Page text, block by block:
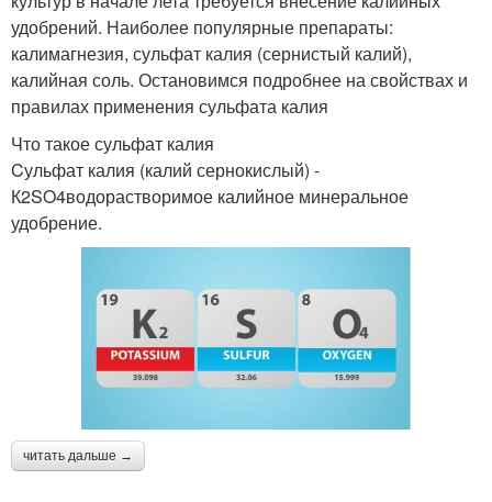
удобрений. Наиболее популярные препараты:
калимагнезия, сульфат калия (сернистый калий),
калийная соль. Остановимся подробнее на свойствах и
правилах применения сульфата калия
Что такое сульфат калия
Cульфат калия (калий сернокислый) -
К2SO4водорастворимое калийное минеральное
удобрение.
читать дальше →